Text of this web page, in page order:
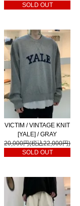
SOLD OUT
VICTIM / VINTAGE KNIT
[YALE] / GRAY
20,000円(税込22,000円)
SOLD OUT